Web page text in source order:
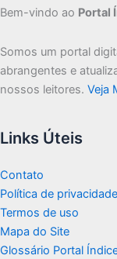
Bem-vindo ao Portal
Somos um portal
abrangentes e
nossos leitores. Veja
Links Úteis
Contato
Política de privacidade
Termos de uso
Mapa do Site
Glossário Portal